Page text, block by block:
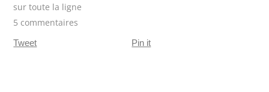
sur toute la ligne
5 commentaires
Tweet Pin it